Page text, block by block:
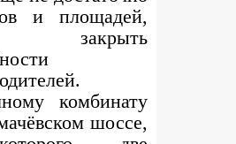
и площадей,
закрыть
комбинату
шоссе,